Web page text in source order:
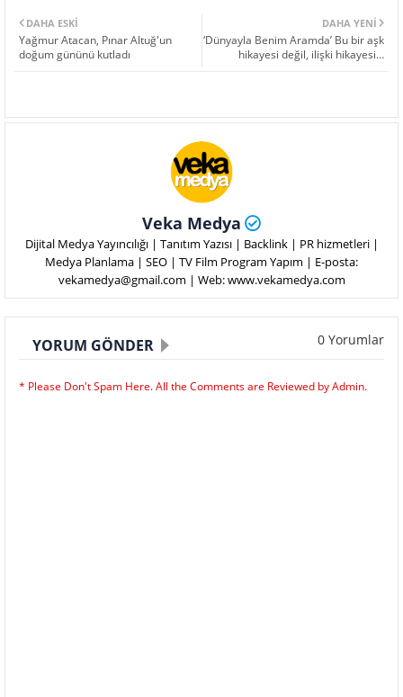
DAHA YENI
‘Dünyayla Benim Aramda’ Bu bir aşk
hikayesi değil, ilişki hikayesi…
DAHA ESKI
Yağmur Atacan, Pınar Altuğ'un
doğum gününü kutladı
Veka Medya
Dijital Medya Yayıncılığı | Tanıtım Yazısı | Backlink | PR hizmetleri |
Medya Planlama | SEO | TV Film Program Yapım | E-posta:
vekamedya@gmail.com | Web: www.vekamedya.com
YORUM GÖNDER 0 Yorumlar
* Please Don't Spam Here. All the Comments are Reviewed by Admin.